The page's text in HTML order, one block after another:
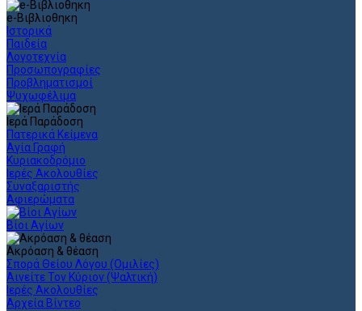
e-Βιβλιοθηκη
Ιστορικά
Παιδεία
Λογοτεχνία
Προσωπογραφίες
Προβληματισμοί
Ψυχωφέλιμα
Ιερά Παράδοση
Πατερικά Κείμενα
Αγία Γραφή
Κυριακοδρόμιο
Ιερές Ακολουθίες
Συναξαριστής
Αφιερώματα
Βίοι Αγίων
Ακρόαση & θέαση
Σπορά Θείου Λόγου (Ομιλίες)
Αινείτε Τον Κύριον (Ψαλτική)
Ιερές Ακολουθίες
Αρχεία Βίντεο